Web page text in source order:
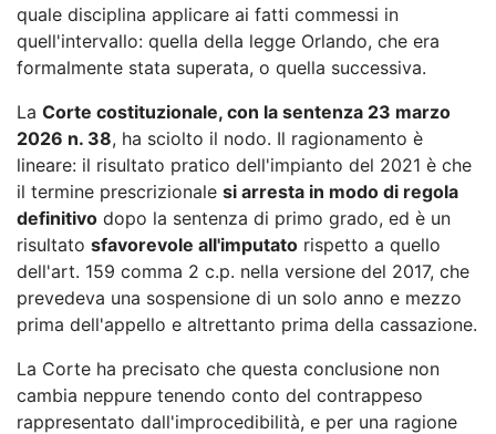
quale disciplina applicare ai fatti commessi in
quell'intervallo: quella della legge Orlando, che era
formalmente stata superata, o quella successiva.
La Corte costituzionale, con la sentenza 23 marzo
2026 n. 38, ha sciolto il nodo. Il ragionamento è
lineare: il risultato pratico dell'impianto del 2021 è che
il termine prescrizionale si arresta in modo di regola
definitivo dopo la sentenza di primo grado, ed è un
risultato sfavorevole all'imputato rispetto a quello
dell'art. 159 comma 2 c.p. nella versione del 2017, che
prevedeva una sospensione di un solo anno e mezzo
prima dell'appello e altrettanto prima della cassazione.
La Corte ha precisato che questa conclusione non
cambia neppure tenendo conto del contrappeso
rappresentato dall'improcedibilità, e per una ragione